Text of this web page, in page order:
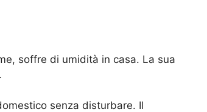
soffre di umidità in casa. La sua
senza disturbare. Il